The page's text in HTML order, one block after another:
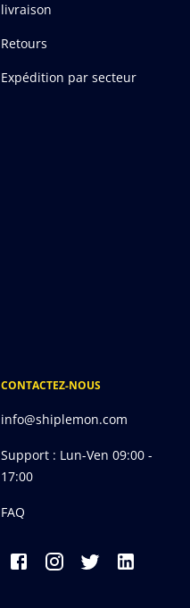
livraison
Retours
Expédition par secteur
CONTACTEZ-NOUS
info@shiplemon.com
Support : Lun-Ven 09:00 -
17:00
FAQ